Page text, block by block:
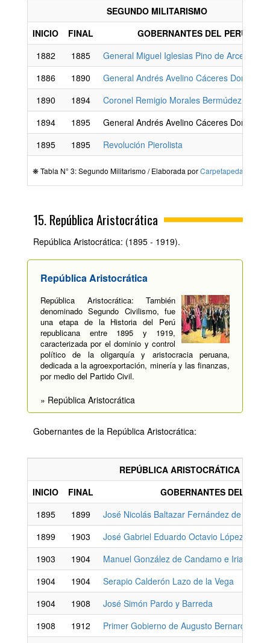
SEGUNDO MILITARISMO
INICIO
FINAL
GOBERNANTES DEL PERÚ
1882
1885
General Miguel Iglesias Pino de Arce
1886
1890
General Andrés Avelino Cáceres
1890
1894
Coronel Remigio Morales Bermúdez
1894
1895
General Andrés Avelino Cáceres
1895
1895 Revolución Pierolista
❋ Tabla N° 3: Segundo Militarismo / Elaborada por
15. República Aristocrática
República Aristocrática: (1895 - 1919).
República Aristocrática
República Aristocrática: También
denominado Segundo Civilismo, fue
una etapa de la Historia del Perú
republicana entre 1895 y 1919,
caracterizada por el dominio y control
político de la oligarquía y aristocracia peruana,
dedicada a la agroexportación, minería y las finanzas,
por medio del Partido Civil.
» República Aristocrática
Gobernantes de la República Aristocrática:
REPÚBLICA ARISTOCRÁTICA
INICIO
FINAL
GOBERNANTES DEL PERÚ
1895
1899
José Nicolás Baltazar Fernández de
1899
1903
José Gabriel Eduardo Octavio López de
1903
1904
Manuel González de Candamo e Iriarte
1904
1904
Serapio Calderón Lazo de la Vega
1904
1908
José Simón Pardo y Barreda
1908
1912
Primer Gobierno de Augusto Bernardino